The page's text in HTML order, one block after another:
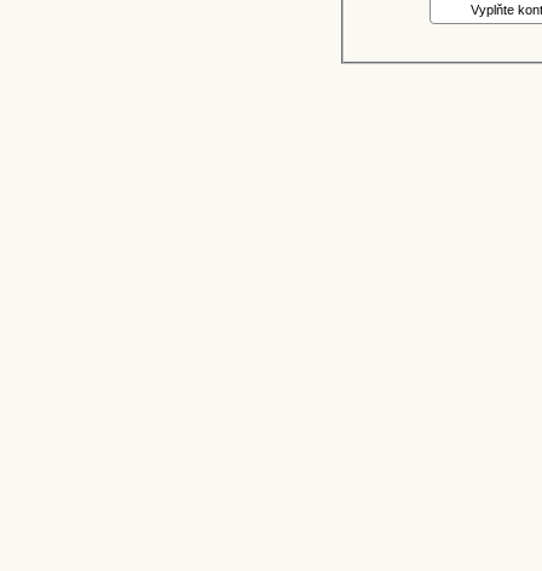
Vyplňte